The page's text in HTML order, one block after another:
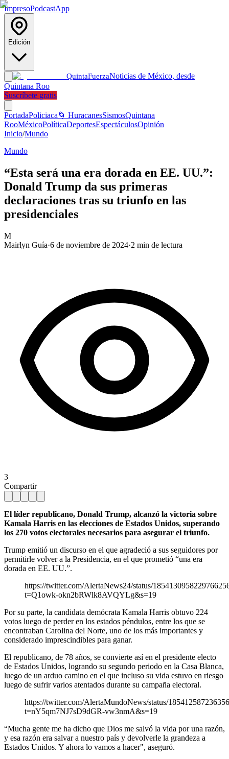
ImpresoPodcastApp
Edición
QuintaFuerzaNoticias de México, desde
Quintana Roo
Suscríbete gratis
PortadaPoliciaca 🌀 HuracanesSismosQuintana
RooMéxicoPolíticaDeportesEspectáculosOpinión
Inicio/Mundo
Mundo
“Esta será una era dorada en EE. UU.”:
Donald Trump da sus primeras
declaraciones tras su triunfo en las
presidenciales
M
Mairlyn Guía·6 de noviembre de 2024·2 min de lectura
3
Compartir
El líder republicano, Donald Trump, alcanzó la victoria sobre
Kamala Harris en las elecciones de Estados Unidos, superando
los 270 votos electorales necesarios para asegurar el triunfo.
Trump emitió un discurso en el que agradeció a sus seguidores por
permitirle volver a la Presidencia, en el que prometió “una era
dorada en EE. UU.”.
https://twitter.com/AlertaNews24/status/
t=Q1owk-okn2bRWlk8AVQYLg&s=19
Por su parte, la candidata demócrata Kamala Harris obtuvo 224
votos luego de perder en los estados péndulos, entre los que se
encontraban Carolina del Norte, uno de los más importantes y
considerado imprescindibles para ganar.
El republicano, de 78 años, se convierte así en el presidente electo
de Estados Unidos, logrando su segundo periodo en la Casa Blanca,
luego de un arduo camino en el que incluso su vida estuvo en riesgo
luego de sufrir varios atentados durante su campaña electoral.
https://twitter.com/AlertaMundoNews/status/
t=nY5qm7NJ7sD9dGR-vw3nmA&s=19
“Mucha gente me ha dicho que Dios me salvó la vida por una razón,
y esa razón era salvar a nuestro país y devolverle la grandeza a
Estados Unidos. Y ahora lo vamos a hacer", aseguró.